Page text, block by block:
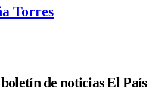
Torres
de noticias El País